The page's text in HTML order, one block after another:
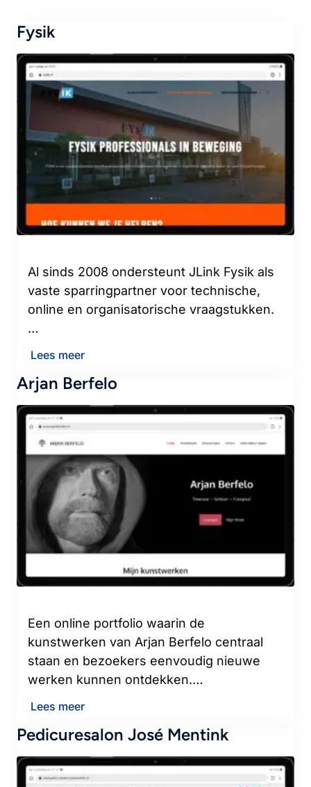
Fysik
Al sinds 2008 ondersteunt JLink Fysik als
vaste sparringpartner voor technische,
online en organisatorische vraagstukken.
…
Lees meer
Arjan Berfelo
Een online portfolio waarin de
kunstwerken van Arjan Berfelo centraal
staan en bezoekers eenvoudig nieuwe
werken kunnen ontdekken.…
Lees meer
Pedicuresalon José Mentink